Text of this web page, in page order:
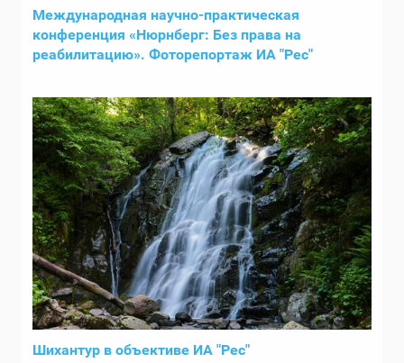
Международная научно-практическая
конференция «Нюрнберг: Без права на
реабилитацию». Фоторепортаж ИА "Рес"
Шихантур в объективе ИА "Рес"